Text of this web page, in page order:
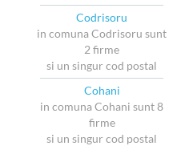
Codrisoru
in comuna Codrisoru sunt
2 firme
si un singur cod postal
Cohani
in comuna Cohani sunt 8
firme
si un singur cod postal